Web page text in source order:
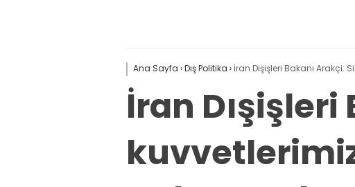
Ana Sayfa ›Dış Politika › İran Dışişleri Bakanı
İran Dışişleri